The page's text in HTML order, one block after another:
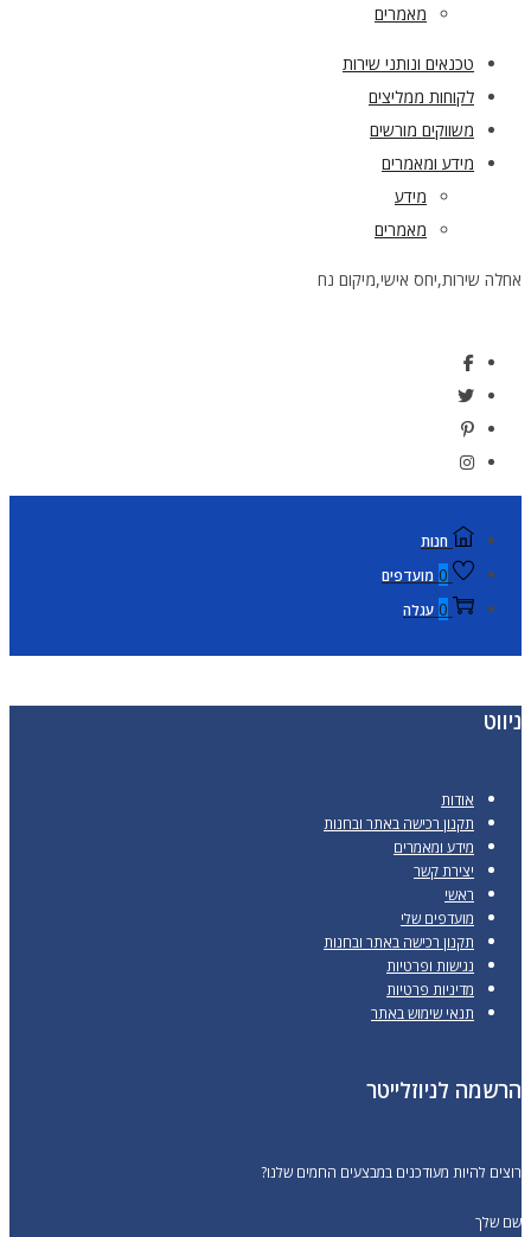
מאמרים
טכנאים ונותני שירות
לקוחות ממליצים
משווקים מורשים
מידע ומאמרים
מידע
מאמרים
אחלה שירות,יחס אישי,מיקום נח
חנות
0 מועדפים
0 עגלה
ניווט
אודות
תקנון רכישה באתר ובחנות
מידע ומאמרים
יצירת קשר
ראשי
מועדפים שלי
תקנון רכישה באתר ובחנות
נגישות ופרטיות
מדיניות פרטיות
תנאי שימוש באתר
הרשמה לניוזלייטר
רוצים להיות מעודכנים במבצעים החמים שלנו?
שם שלך